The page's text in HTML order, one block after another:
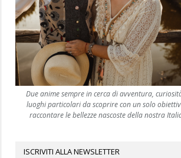
Due anime sempre in cerca di avventura,
luoghi particolari da scoprire con un solo
raccontare le bellezze nascoste della nostra
ISCRIVITI ALLA NEWSLETTER